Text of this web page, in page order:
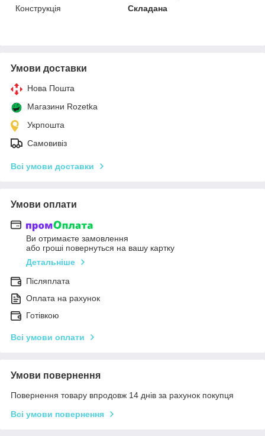
Конструкція
Складана
Умови доставки
Нова Пошта
Магазини Rozetka
Укрпошта
Самовивіз
Всі умови доставки
Умови оплати
Ви отримаєте замовлення
або гроші повернуться на вашу картку
Детальніше
Післяплата
Оплата на рахунок
Готівкою
Всі умови оплати
Умови повернення
Повернення товару впродовж 14 днів за рахунок покупця
Всі умови повернення